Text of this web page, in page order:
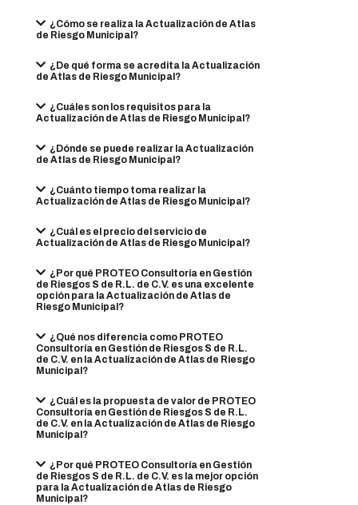
¿Cómo se realiza la Actualización de Atlas
de Riesgo Municipal?
¿De qué forma se acredita la Actualización
de Atlas de Riesgo Municipal?
¿Cuáles son los requisitos para la
Actualización de Atlas de Riesgo Municipal?
¿Dónde se puede realizar la Actualización
de Atlas de Riesgo Municipal?
¿Cuánto tiempo toma realizar la
Actualización de Atlas de Riesgo Municipal?
¿Cuál es el precio del servicio de
Actualización de Atlas de Riesgo Municipal?
¿Por qué PROTEO Consultoría en Gestión
de Riesgos S de R.L. de C.V. es una excelente
opción para la Actualización de Atlas de
Riesgo Municipal?
¿Qué nos diferencia como PROTEO
Consultoría en Gestión de Riesgos S de R.L.
de C.V. en la Actualización de Atlas de Riesgo
Municipal?
¿Cuál es la propuesta de valor de PROTEO
Consultoría en Gestión de Riesgos S de R.L.
de C.V. en la Actualización de Atlas de Riesgo
Municipal?
¿Por qué PROTEO Consultoría en Gestión
de Riesgos S de R.L. de C.V. es la mejor opción
para la Actualización de Atlas de Riesgo
Municipal?